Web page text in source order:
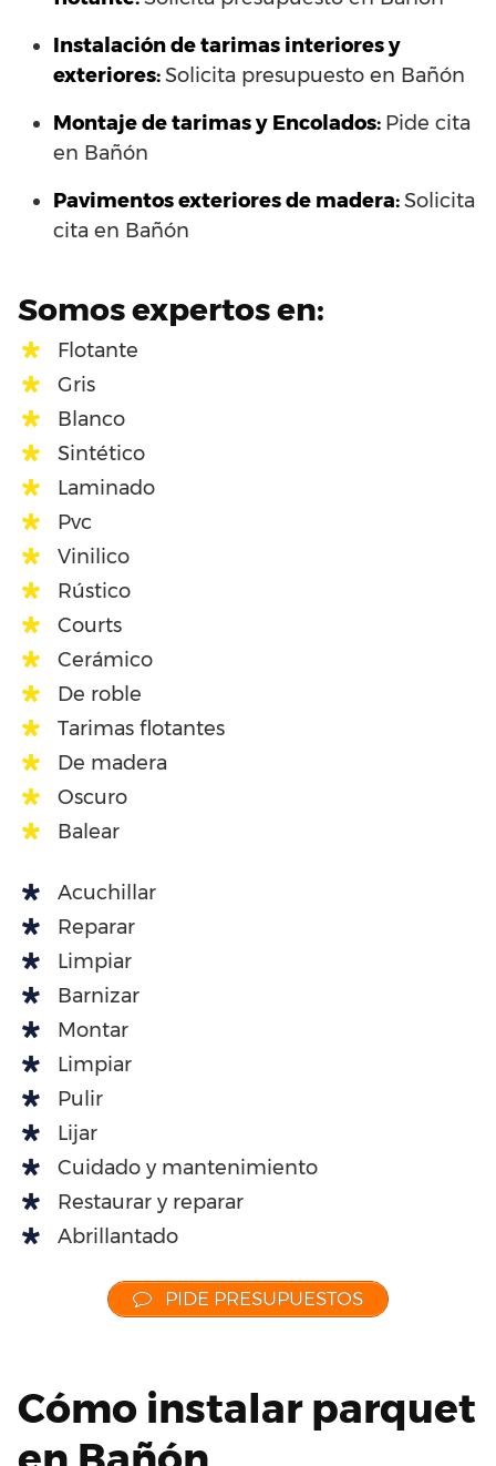
Instalación de tarimas interiores y
exteriores:Solicita presupuesto en Bañón
Montaje de tarimas y Encolados: Pide cita
en Bañón
Pavimentos exteriores de madera:Solicita
cita en Bañón
Somos expertos en:
Flotante
Gris
Blanco
Sintético
Laminado
Pvc
Vinilico
Rústico
Courts
Cerámico
De roble
Tarimas flotantes
De madera
Oscuro
Balear
Acuchillar
Reparar
Limpiar
Barnizar
Montar
Limpiar
Pulir
Lijar
Cuidado y mantenimiento
Restaurar y reparar
Abrillantado
PIDE PRESUPUESTOS
Cómo instalar parquet